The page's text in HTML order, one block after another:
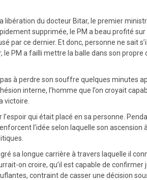
du docteur Bitar, le premier
supprimée, le PM a beau profité
ce dernier. Et donc, personne ne sait
PM a failli mettre la balle dans son
à perdre son souffre quelques minutes
interne, l’homme que l’on croyait
victoire.
qui était placé en sa personne.
l’idée selon laquelle son ascension
sa longue carrière à travers laquelle il
on croire, qu’il est capable de
contraint de casser une décision